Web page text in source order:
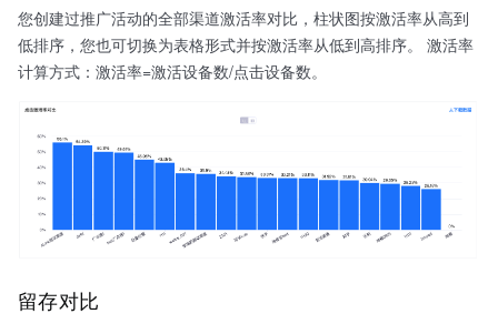
您创建过推广活动的全部渠道激活率对比，柱状图按激活率从高到
低排序，您也可切换为表格形式并按激活率从低到高排序。 激活率
计算方式：激活率=激活设备数/点击设备数。
留存对比